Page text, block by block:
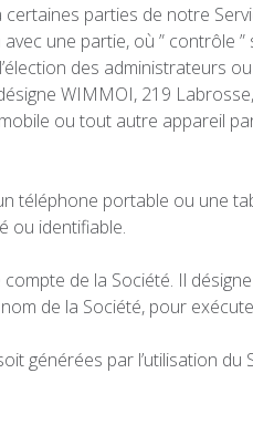
parties de notre
une partie, où ” contrôle
des administrateurs
WIMMOI, 219
ou tout autre appareil
téléphone portable ou une
ou identifiable.
de la Société. Il
de la Société, pour
générées par l’utilisation du